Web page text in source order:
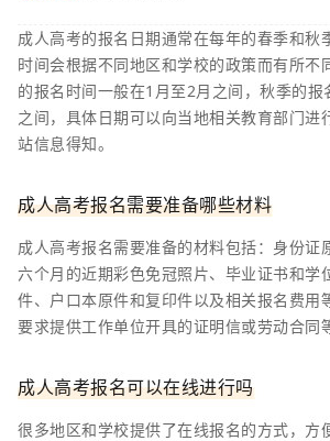
成人高考的报名日期通常在每年的春季和秋
时间会根据不同地区和学校的政策而有所不
的报名时间一般在1月至2月之间，秋季的报
之间，具体日期可以向当地相关教育部门进
站信息得知。
成人高考报名需要准备哪些材料
成人高考报名需要准备的材料包括：身份证
六个月的近期彩色免冠照片、毕业证书和学
件、户口本原件和复印件以及相关报名费用
要求提供工作单位开具的证明信或劳动合同
成人高考报名可以在线进行吗
很多地区和学校提供了在线报名的方式，方